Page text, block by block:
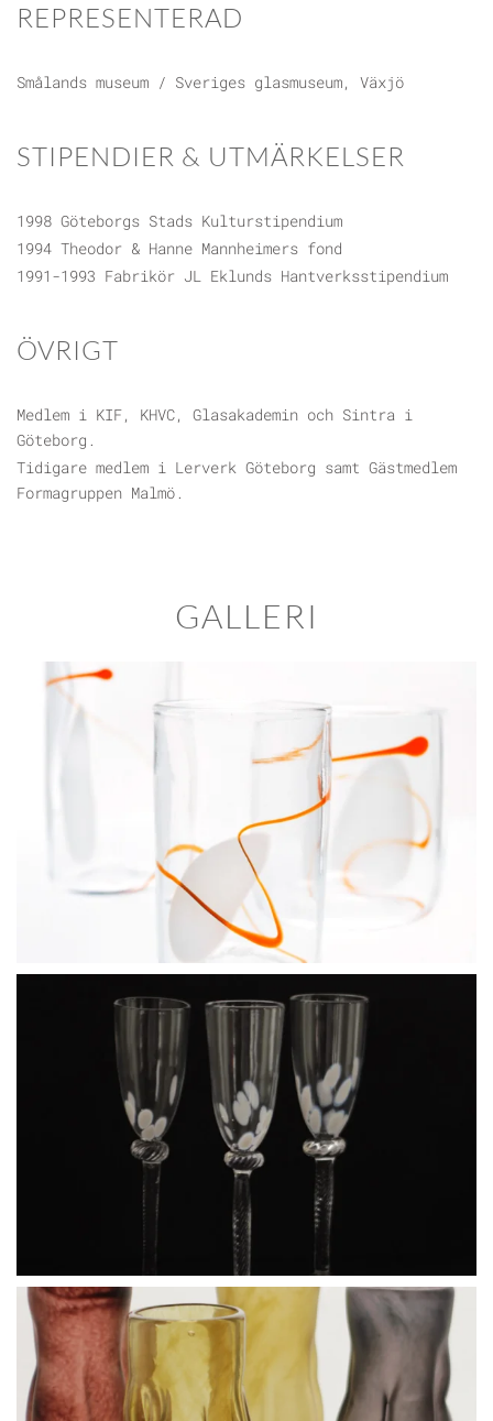
REPRESENTERAD
Smålands museum / Sveriges glasmuseum, Växjö
STIPENDIER & UTMÄRKELSER
1998 Göteborgs Stads Kulturstipendium
1994 Theodor & Hanne Mannheimers fond
1991-1993 Fabrikör JL Eklunds Hantverksstipendium
ÖVRIGT
Medlem i KIF, KHVC, Glasakademin och Sintra i
Göteborg.
Tidigare medlem i Lerverk Göteborg samt Gästmedlem
Formagruppen Malmö.
GALLERI
BLÄDDRA I GALLERI
BLÄDDRA I GALLERI